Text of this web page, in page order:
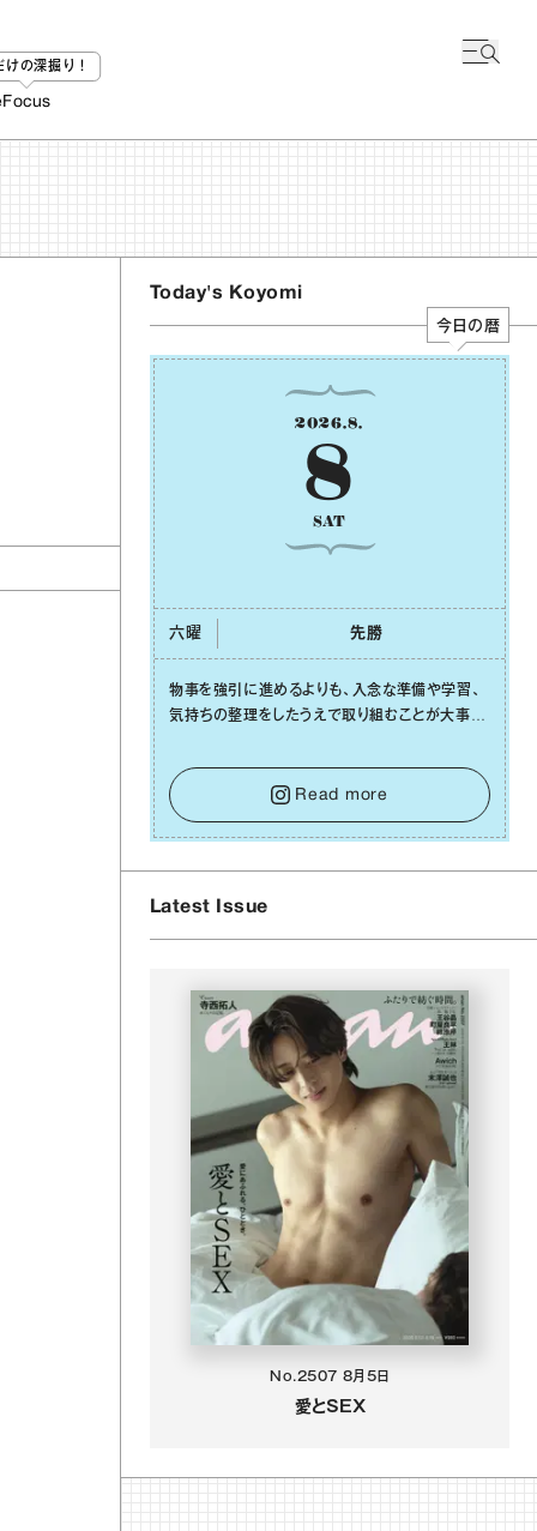
けの深掘り！
Focus
Today's Koyomi
今日の暦
2026.8.
8
SAT
六曜 先勝
物事を強引に進めるよりも、⼊念な準備や学習、
気持ちの整理をしたうえで取り組むことが⼤事な
も焦らないで。意思を伝える⼯夫をしたり、あなた
⾃⾝や疲れていそうな⼈をいたわることに時間を
使いましょう。ここでしっかりとエネルギーを蓄
え、困難を乗り越える⼒に変えましょう。
Read more
Latest Issue
No.2507 8月5日
愛とSEX